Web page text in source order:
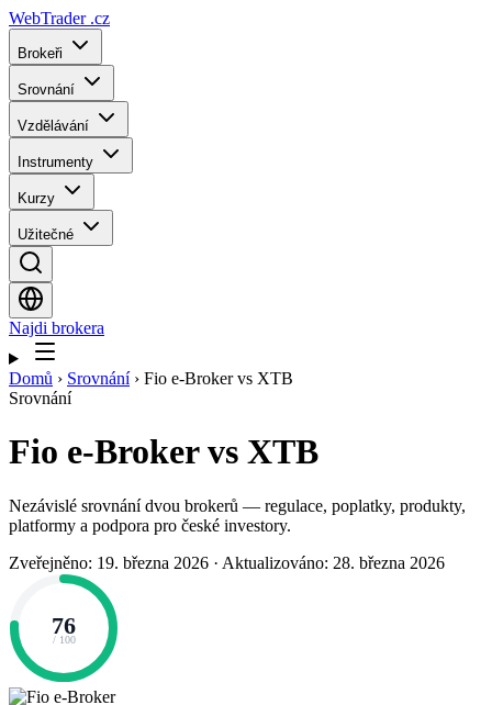
WebTrader .cz
Brokeři
Srovnání
Vzdělávání
Instrumenty
Kurzy
Užitečné
Najdi brokera
Domů › Srovnání › Fio e-Broker vs XTB
Srovnání
Fio e-Broker vs XTB
Nezávislé srovnání dvou brokerů — regulace, poplatky, produkty,
platformy a podpora pro české investory.
Zveřejněno: 19. března 2026 · Aktualizováno: 28. března 2026
76
/ 100